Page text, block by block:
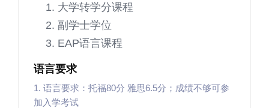
大学转学分课程
副学士学位
EAP语言课程
语言要求
1. 语言要求：托福80分 雅思6.5分；成绩不够可参
加入学考试